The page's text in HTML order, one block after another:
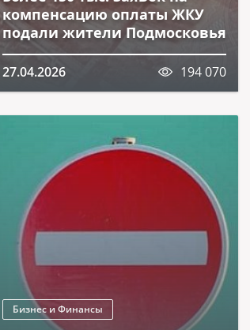
компенсацию оплаты ЖКУ
подали жители Подмосковья
27.04.2026 194 070
Бизнес и Финансы